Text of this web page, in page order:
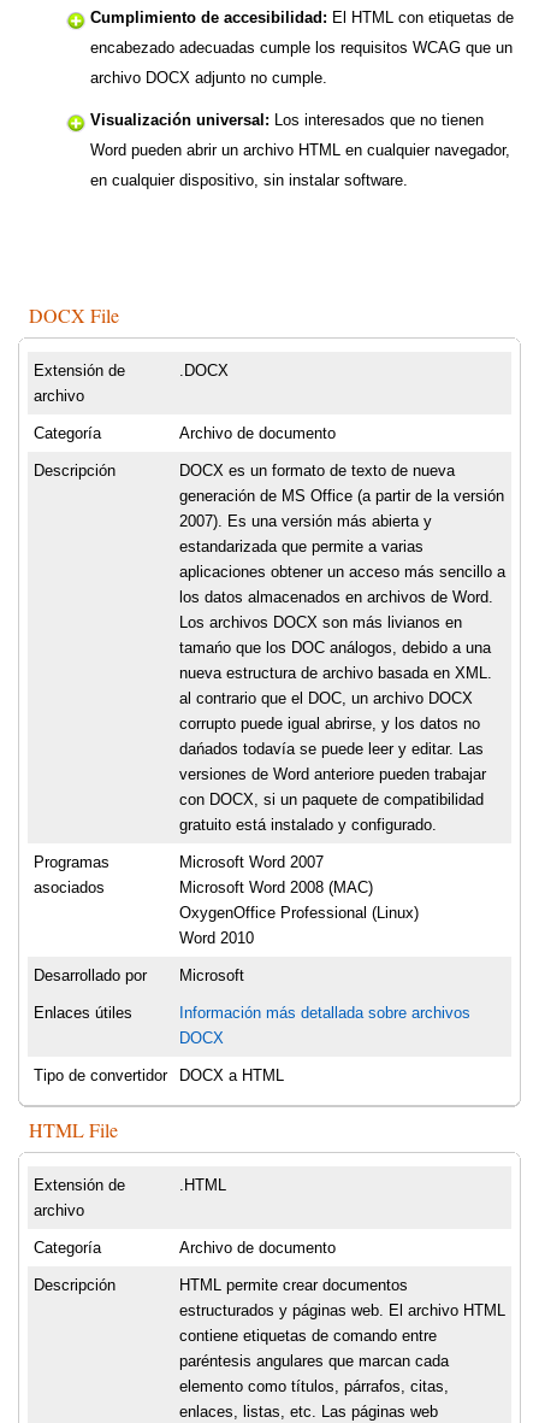
Cumplimiento de accesibilidad: El HTML con etiquetas de
encabezado adecuadas cumple los requisitos WCAG que un
archivo DOCX adjunto no cumple.
Visualización universal: Los interesados que no tienen
Word pueden abrir un archivo HTML en cualquier navegador,
en cualquier dispositivo, sin instalar software.
DOCX File
Extensión de
archivo
.DOCX
Categoría Archivo de documento
Descripción
DOCX es un formato de texto de nueva
generación de MS Office (a partir de la versión
2007). Es una versión más abierta y
estandarizada que permite a varias
aplicaciones obtener un acceso más sencillo a
los datos almacenados en archivos de Word.
Los archivos DOCX son más livianos en
tamańo que los DOC análogos, debido a una
nueva estructura de archivo basada en XML.
al contrario que el DOC, un archivo DOCX
corrupto puede igual abrirse, y los datos no
dańados todavía se puede leer y editar. Las
versiones de Word anteriore pueden trabajar
con DOCX, si un paquete de compatibilidad
gratuito está instalado y configurado.
Programas
asociados
Microsoft Word 2007
Microsoft Word 2008 (MAC)
OxygenOffice Professional (Linux)
Word 2010
Desarrollado por Microsoft
Enlaces útiles
Información más detallada sobre archivos
DOCX
Tipo de convertidor DOCX a HTML
HTML File
Extensión de
archivo
.HTML
Categoría Archivo de documento
Descripción
HTML permite crear documentos
estructurados y páginas web. El archivo HTML
contiene etiquetas de comando entre
paréntesis angulares que marcan cada
elemento como títulos, párrafos, citas,
enlaces, listas, etc. Las páginas web